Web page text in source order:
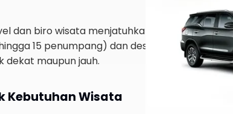
biro wisata menjatuhkan pilihan ke mobil
15 penumpang) dan desain kabin yang
dekat maupun jauh.
Kebutuhan Wisata